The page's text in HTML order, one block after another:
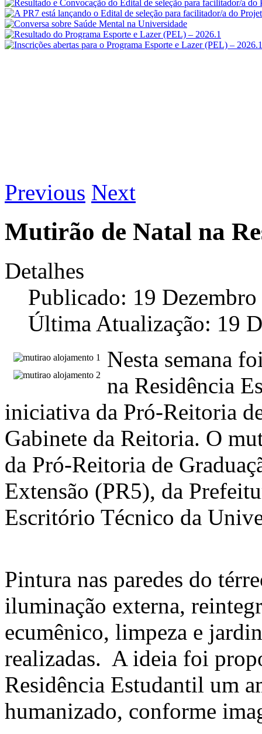
Previous Next
Mutirão de Natal na
Detalhes
Publicado: 19
Última Atualização: 19
Nesta semana
na Residência
iniciativa da Pró-Reitoria
Gabinete da Reitoria. O
da Pró-Reitoria de
Extensão (PR5), da
Escritório Técnico da
Pintura nas paredes do
iluminação externa,
ecumênico, limpeza e
realizadas. A ideia foi
Residência Estudantil um
humanizado, conforme